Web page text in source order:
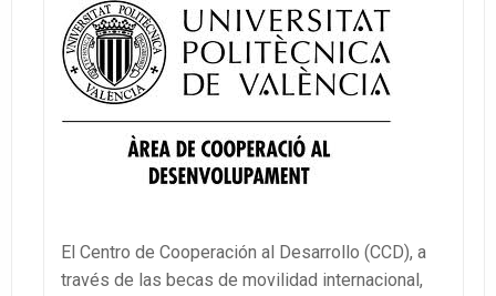
El Centro de Cooperación al Desarrollo (CCD), a
través de las becas de movilidad internacional,